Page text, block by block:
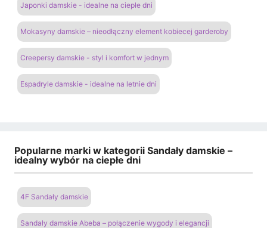
Japonki damskie - idealne na ciepłe dni
Mokasyny damskie – nieodłączny element kobiecej garderoby
Creepersy damskie - styl i komfort w jednym
Espadryle damskie - idealne na letnie dni
Popularne marki w kategorii Sandały damskie –
idealny wybór na ciepłe dni
4F Sandały damskie
Sandały damskie Abeba – połączenie wygody i elegancji